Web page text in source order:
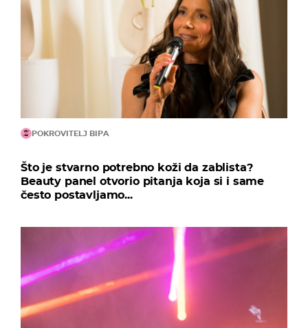
POKROVITELJ BIPA
Što je stvarno potrebno koži da zablista?
Beauty panel otvorio pitanja koja si i same
često postavljamo...